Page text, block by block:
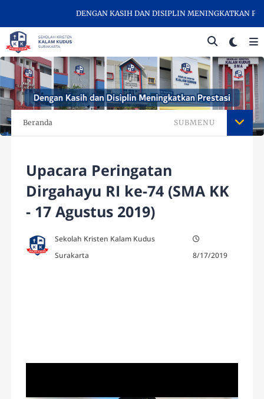
DENGAN KASIH DAN DISIPLIN MENINGKATKAN
Beranda SUBMENU
Upacara Peringatan
Dirgahayu RI ke-74 (SMA KK
- 17 Agustus 2019)
Sekolah Kristen Kalam Kudus
Surakarta
8/17/2019